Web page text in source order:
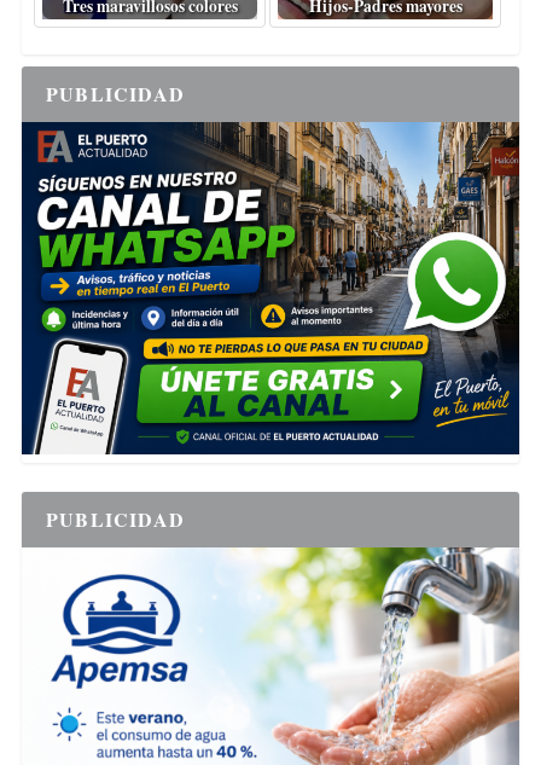
Tres maravillosos colores Hijos-Padres mayores
PUBLICIDAD
PUBLICIDAD